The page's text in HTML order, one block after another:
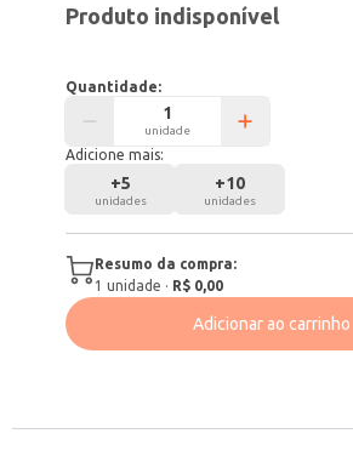
Produto indisponível
Quantidade:
unidade
Adicione mais:
+5
unidades
+10
unidades
Resumo da compra:
1 unidade · R$ 0,00
Adicionar ao carrinho